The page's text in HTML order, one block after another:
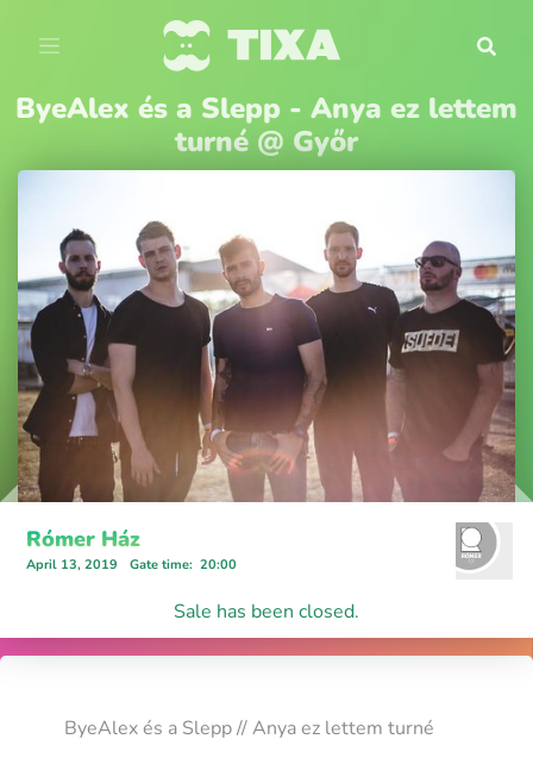
ByeAlex és a Slepp - Anya ez lettem
turné @ Győr
Rómer Ház
April 13, 2019 Gate time: 20:00
Sale has been closed.
ByeAlex és a Slepp // Anya ez lettem turné